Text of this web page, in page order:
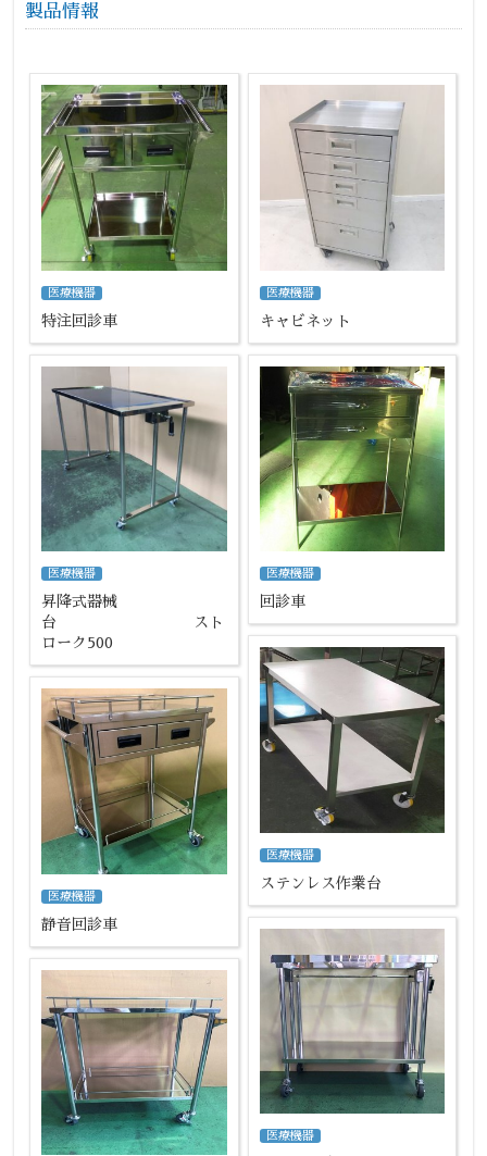
製品情報
医療機器
特注回診車
医療機器
キャビネット
医療機器
昇降式器械
台 スト
ローク500
医療機器
回診車
医療機器
ステンレス作業台
医療機器
静音回診車
医療機器